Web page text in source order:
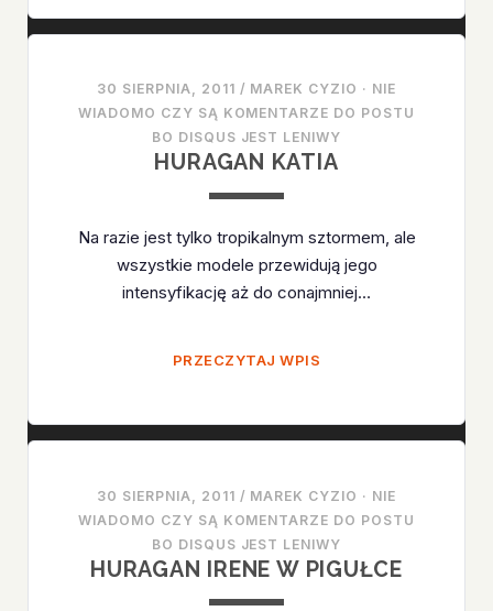
AWARII
M
30 SIERPNIA, 2011 / MAREK CYZIO · NIE
WIADOMO CZY SĄ KOMENTARZE DO POSTU
BO DISQUS JEST LENIWY
HURAGAN KATIA
Na razie jest tylko tropikalnym sztormem, ale
wszystkie modele przewidują jego
intensyfikację aż do conajmniej…
PRZECZYTAJ WPIS
30 SIERPNIA, 2011 / MAREK CYZIO · NIE
WIADOMO CZY SĄ KOMENTARZE DO POSTU
BO DISQUS JEST LENIWY
HURAGAN IRENE W PIGUŁCE